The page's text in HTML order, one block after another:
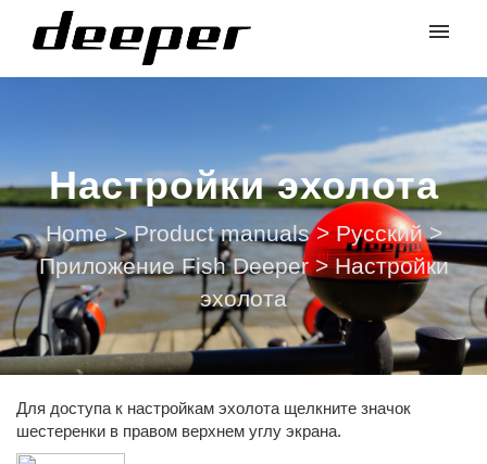
Настройки эхолота
Home > Product manuals > Русский >
Приложение Fish Deeper > Настройки
эхолота
Для доступа к настройкам эхолота щелкните значок
шестеренки в правом верхнем углу экрана.